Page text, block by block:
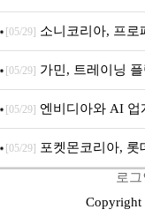
서울’ 개최
[05/29] 소니코리아, 프로
[05/29] 가민, 트레이닝
수로 선수와 코치에 맞
[05/29] 엔비디아와 AI 업
SAFE 가이드라인 제안
[05/29] 포켓몬코리아, 롯
로그
Copyright